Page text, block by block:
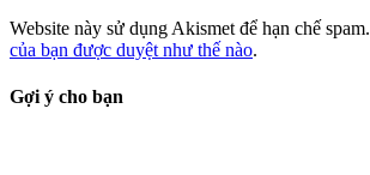
Website này sử dụng Akismet để hạn chế spam.
của bạn được duyệt như thế nào.
Gợi ý cho bạn